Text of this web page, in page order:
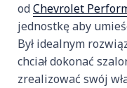
odChevrolet
jednostkę aby
Był idealnym
chciał dokonać
zrealizować swój